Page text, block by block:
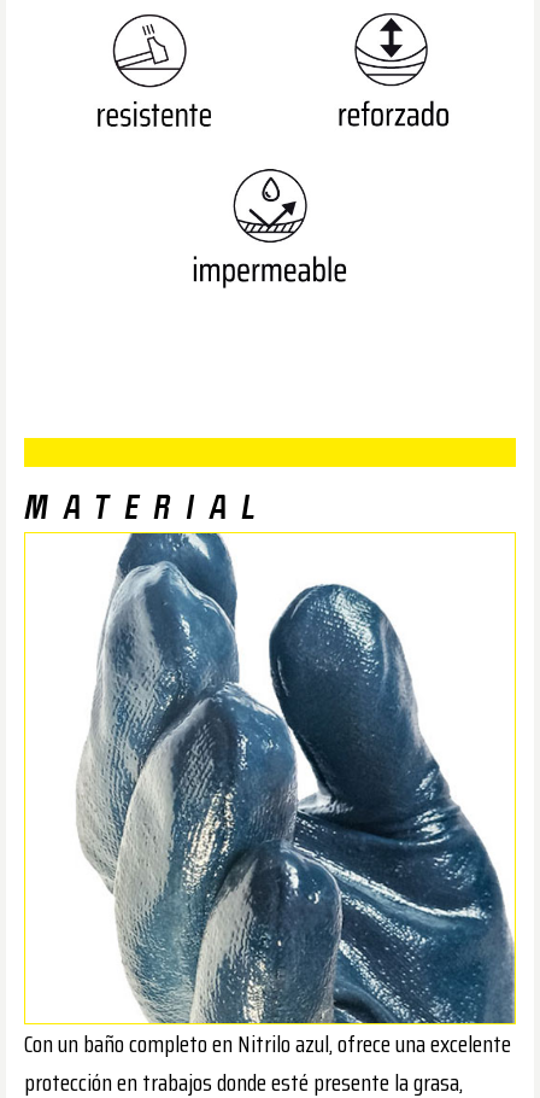
MATERIAL
Con un baño completo en Nitrilo azul, ofrece una excelente
protección en trabajos donde esté presente la grasa,